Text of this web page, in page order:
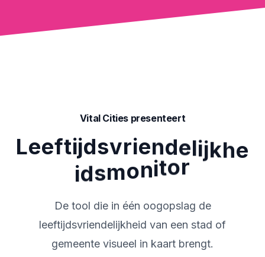
Vital Cities presenteert
Leeftijdsvriendelijkhe
idsmonitor
De tool die in één oogopslag de
leeftijdsvriendelijkheid van een stad of
gemeente visueel in kaart brengt.